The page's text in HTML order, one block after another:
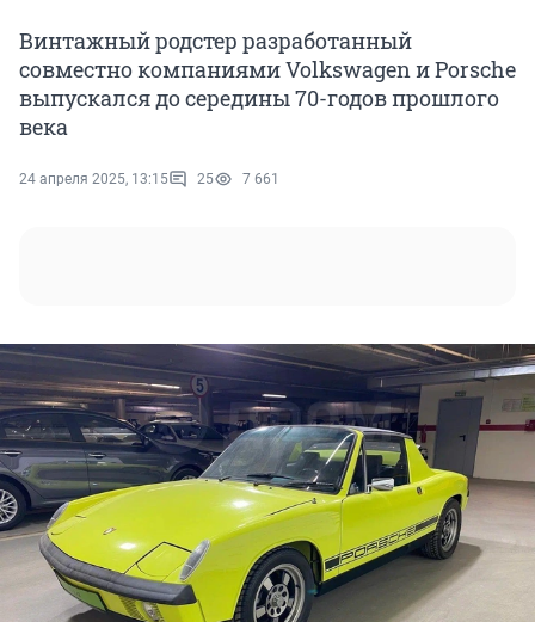
Винтажный родстер разработанный
совместно компаниями Volkswagen и Porsche
выпускался до середины 70-годов прошлого
века
24 апреля 2025, 13:15 25 7 661